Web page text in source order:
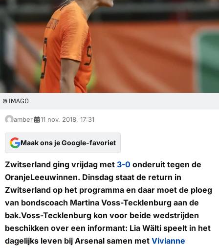
© IMAGO
amber 11 nov. 2018, 17:31
Maak ons je Google-favoriet
Zwitserland ging vrijdag met 3-0 onderuit tegen de
OranjeLeeuwinnen. Dinsdag staat de return in
Zwitserland op het programma en daar moet de ploeg
van bondscoach Martina Voss-Tecklenburg aan de
bak.Voss-Tecklenburg kon voor beide wedstrijden
beschikken over een informant: Lia Wälti speelt in het
dagelijks leven bij Arsenal samen met Vivianne